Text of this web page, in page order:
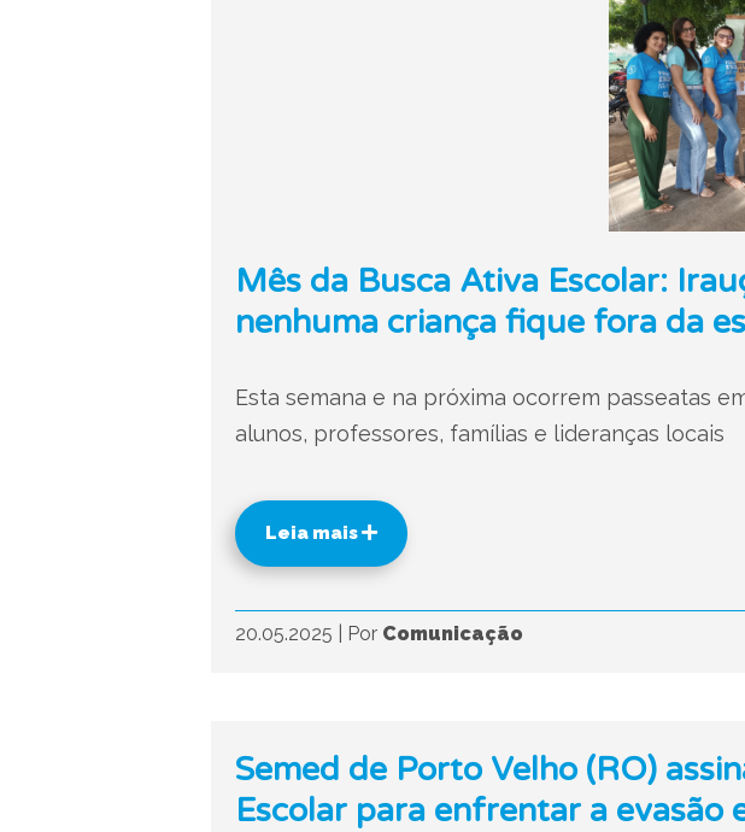
Mês da Busca Ativa Escolar:
nenhuma criança fique fora da
Esta semana e na próxima ocorrem passeatas
alunos, professores, famílias e lideranças locais
Leia mais
20.05.2025 Por Comunicação
Semed de Porto Velho (RO)
Escolar para enfrentar a evasão